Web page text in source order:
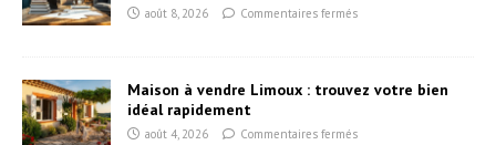
août 8, 2026 Commentaires fermés
Maison à vendre Limoux : trouvez votre bien
idéal rapidement
août 4, 2026 Commentaires fermés